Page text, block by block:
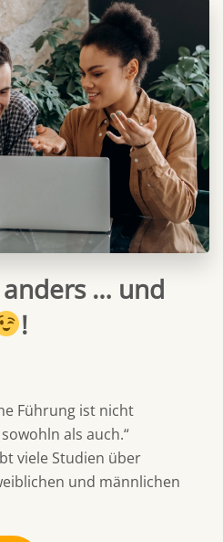
… und
!
Führung ist nicht
als auch.“
viele Studien über
und männlichen